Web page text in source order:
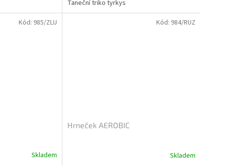
Taneční triko tyrkys
Skladem
Kód: 985/ZLU
Hrneček AEROBIC
Skladem
Kód: 984/RUZ